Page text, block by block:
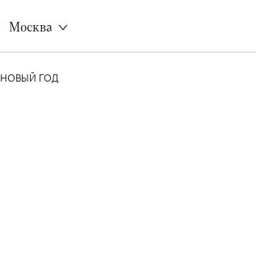
Москва
Все товары
Неприхотливые растения
НОВЫЙ ГОД